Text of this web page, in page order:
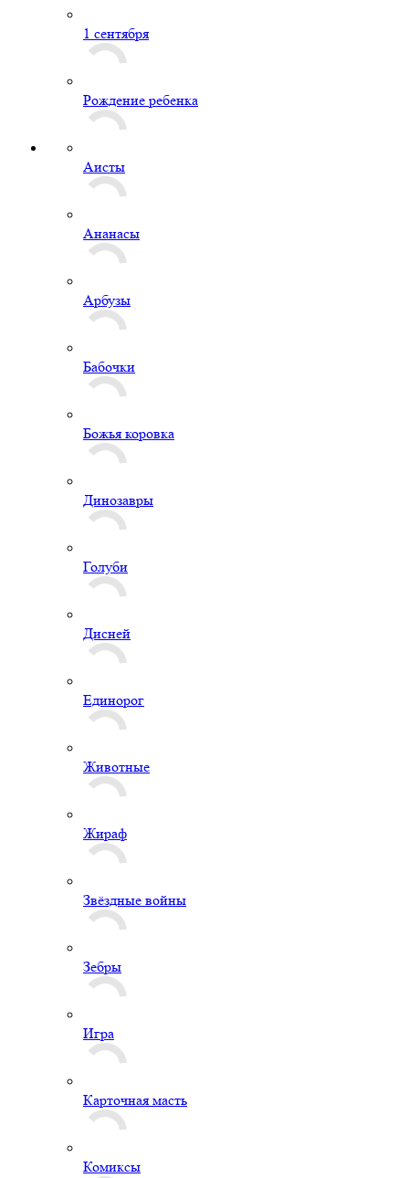
1 сентября
Рождение ребенка
Аисты
Ананасы
Арбузы
Бабочки
Божья коровка
Динозавры
Голуби
Дисней
Единорог
Животные
Жираф
Звёздные войны
Зебры
Игра
Карточная масть
Комиксы